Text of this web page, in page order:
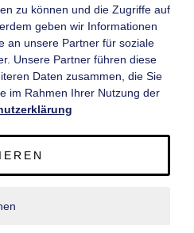
zu können und die Zugriffe auf
geben wir Informationen
an unsere Partner für soziale
Unsere Partner führen diese
Daten zusammen, die Sie
im Rahmen Ihrer Nutzung der